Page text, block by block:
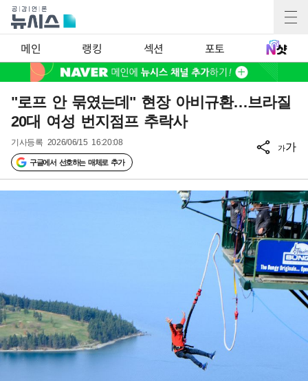
메인 랭킹 섹션 포토
"로프 안 묶였는데" 현장 아비규환…브라질
20대 여성 번지점프 추락사
기사등록 2026/06/15 16:20:08
구글에서 선호하는 매체로 추가
가가